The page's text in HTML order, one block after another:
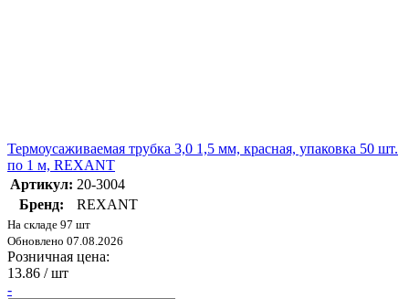
Термоусаживаемая трубка 3,0 1,5 мм, красная, упаковка 50 шт.
по 1 м, REXANT
Артикул: 20-3004
Бренд:
REXANT
На складе 97 шт
Обновлено 07.08.2026
Розничная цена:
13.86 / шт
-